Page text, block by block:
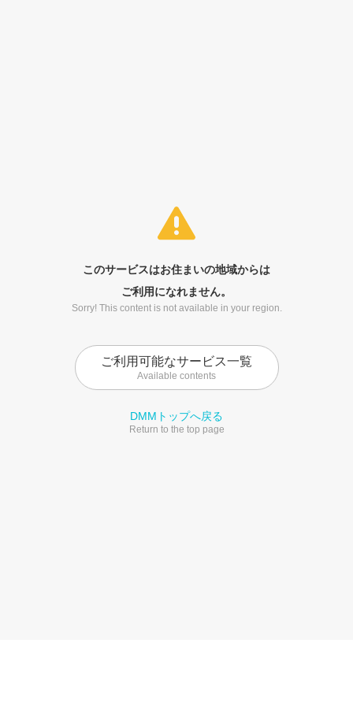
このサービスはお住まいの地域からは
ご利用になれません。
Sorry! This content is not available in your region.
ご利用可能なサービス一覧
Available contents
DMMトップへ戻る
Return to the top page